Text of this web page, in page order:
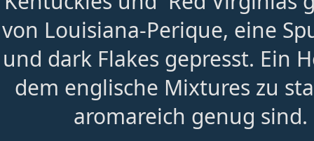
von Louisiana-Perique, eine
und dark Flakes gepresst. Ein
dem englische Mixtures zu
aromareich genug